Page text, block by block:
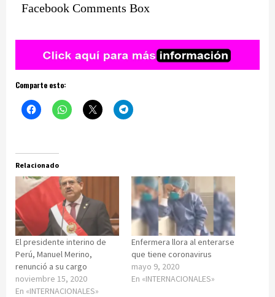
Facebook Comments Box
Comparte esto:
Relacionado
El presidente interino de
Perú, Manuel Merino,
renunció a su cargo
noviembre 15, 2020
En «INTERNACIONALES»
Enfermera llora al enterarse
que tiene coronavirus
mayo 9, 2020
En «INTERNACIONALES»